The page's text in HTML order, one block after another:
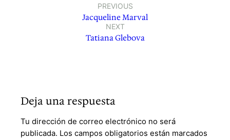
PREVIOUS
Jacqueline Marval
NEXT
Tatiana Glebova
Deja una respuesta
Tu dirección de correo electrónico no será
publicada. Los campos obligatorios están marcados